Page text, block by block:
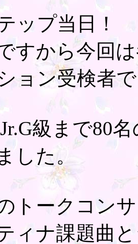
ップ当日！
すから今回
ョン受検者
級まで80
した。
トークコン
ィナ課題曲